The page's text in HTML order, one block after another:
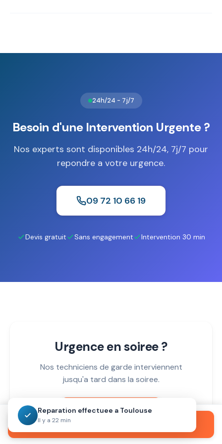
S1 (30 minutes) ou S2 (60 minutes) garantit la résistance
24h/24 - 7j/7
Besoin d'une Intervention Urgente ?
Nos experts sont disponibles 24h/24, 7j/7 pour
repondre a votre urgence.
09 72 10 66 19
Devis gratuit Sans engagement Intervention 30 min
Urgence en soiree ?
Nos techniciens de garde interviennent
jusqu'a tard dans la soiree.
09 72 10 66 19
Reparation effectuee a Toulouse
Il y a 22 min